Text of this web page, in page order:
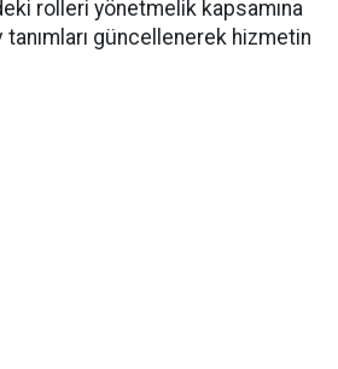
rolleri yönetmelik kapsamına
tanımları güncellenerek hizmetin